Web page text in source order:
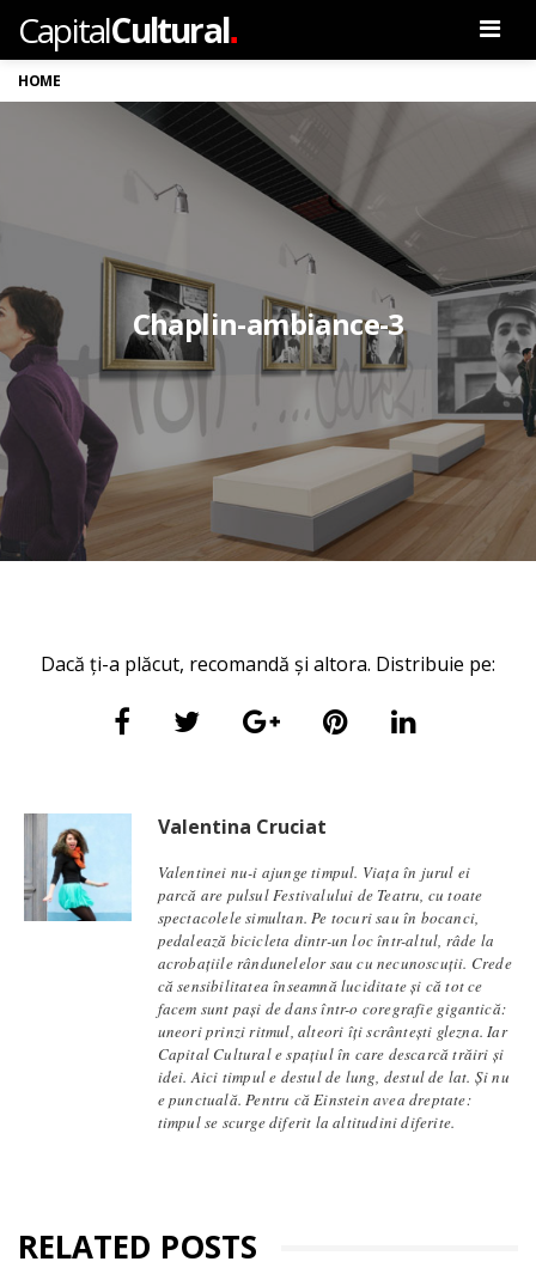
CapitalCultural.
HOME
Chaplin-ambiance-3
Dacă ți-a plăcut, recomandă și altora. Distribuie pe:
Valentina Cruciat
Valentinei nu-i ajunge timpul. Viața în jurul ei
parcă are pulsul Festivalului de Teatru, cu toate
spectacolele simultan. Pe tocuri sau în bocanci,
pedalează bicicleta dintr-un loc într-altul, râde la
acrobațiile rândunelelor sau cu necunoscuții. Crede
că sensibilitatea înseamnă luciditate și că tot ce
facem sunt pași de dans într-o coregrafie gigantică:
uneori prinzi ritmul, alteori îți scrântești glezna. Iar
Capital Cultural e spațiul în care descarcă trăiri și
idei. Aici timpul e destul de lung, destul de lat. Și nu
e punctuală. Pentru că Einstein avea dreptate:
timpul se scurge diferit la altitudini diferite.
RELATED POSTS